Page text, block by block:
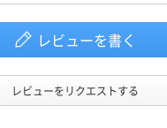
レビューを書く
レビューをリクエストする